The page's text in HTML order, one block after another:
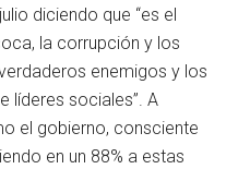
diciendo que “es el
la corrupción y los
enemigos y los
líderes sociales”. A
el gobierno, consciente
en un 88% a estas